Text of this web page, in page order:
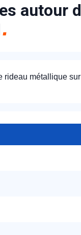
autour
métallique
pour